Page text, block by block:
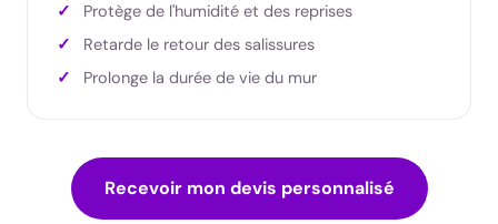
Protège de l'humidité et des reprises
Retarde le retour des salissures
Prolonge la durée de vie du mur
Recevoir mon devis personnalisé